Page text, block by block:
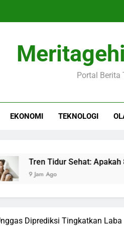
Portal Berita
EKONOMI TEKNOLOGI
Tidur Sehat: Apakah 8 Jam
Ago
Diprediksi Tingkatkan Laba